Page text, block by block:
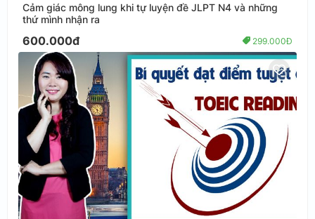
Cảm giác mông lung khi tự luyện đề JLPT N4 và những
thứ mình nhận ra
600.000đ 299.000Đ